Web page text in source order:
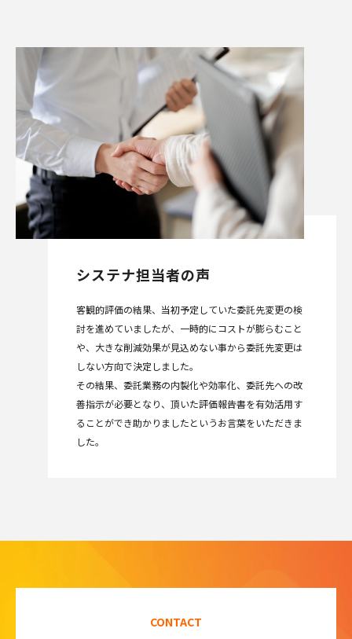
システナ担当者の声
客観的評価の結果、当初予定していた委託先変更の検
討を進めていましたが、一時的にコストが膨らむこと
や、大きな削減効果が見込めない事から委託先変更は
しない方向で決定しました。
その結果、委託業務の内製化や効率化、委託先への改
善指示が必要となり、頂いた評価報告書を有効活用す
ることができ助かりましたというお言葉をいただきま
した。
CONTACT